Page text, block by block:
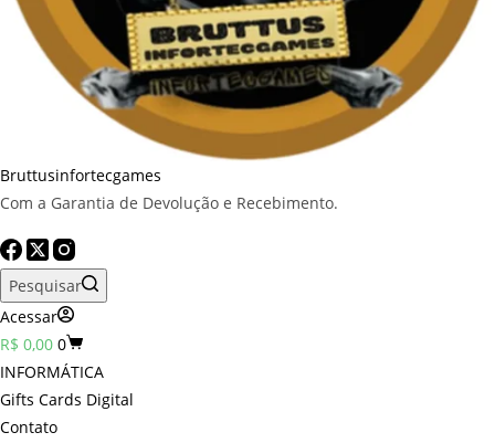
Bruttusinfortecgames
Com a Garantia de Devolução e Recebimento.
Pesquisar
Acessar
Carrinho
R$ 0,00 0
INFORMÁTICA
Gifts Cards Digital
Contato